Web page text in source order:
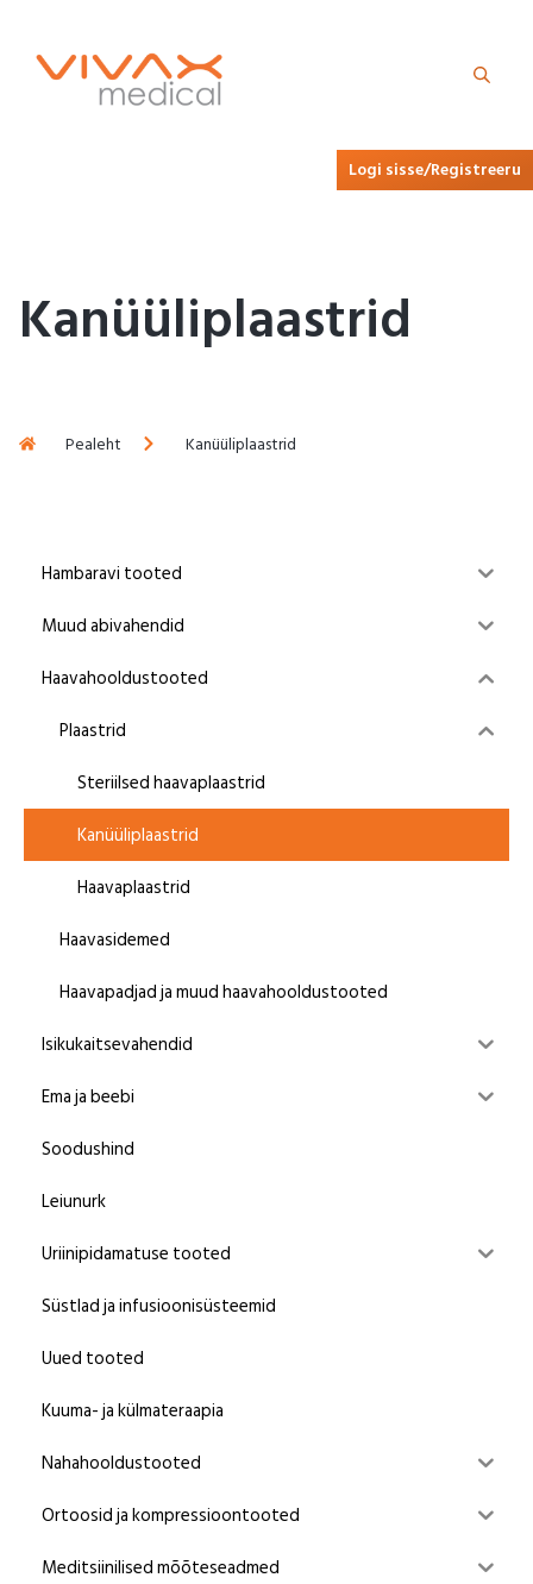
Logi sisse/Registreeru
Kanüüliplaastrid
Pealeht Kanüüliplaastrid
Hambaravi tooted
Muud abivahendid
Haavahooldustooted
Plaastrid
Steriilsed haavaplaastrid
Kanüüliplaastrid
Haavaplaastrid
Haavasidemed
Haavapadjad ja muud haavahooldustooted
Isikukaitsevahendid
Ema ja beebi
Soodushind
Leiunurk
Uriinipidamatuse tooted
Süstlad ja infusioonisüsteemid
Uued tooted
Kuuma- ja külmateraapia
Nahahooldustooted
Ortoosid ja kompressioontooted
Meditsiinilised mõõteseadmed